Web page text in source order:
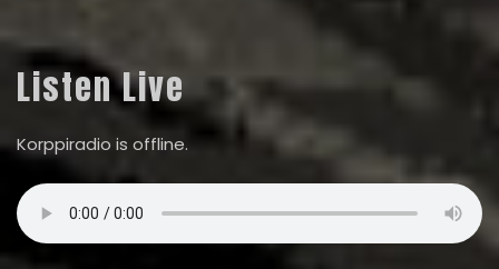
Listen Live
Korppiradio is offline.